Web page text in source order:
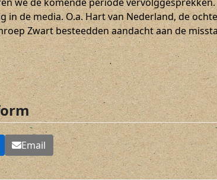
in de media. O.a. Hart van Nederland, de
Zwart besteedden aandacht aan de
Email